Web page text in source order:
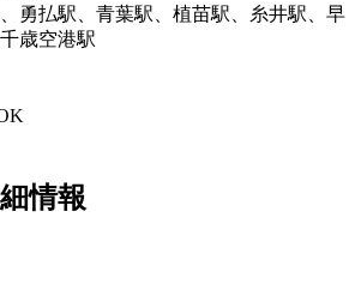
勇払駅、青葉駅、植苗駅、糸井駅、早
歳空港駅
情報